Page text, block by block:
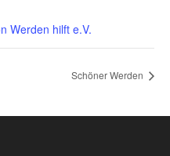
Werden hilft e.V.
Schöner Werden